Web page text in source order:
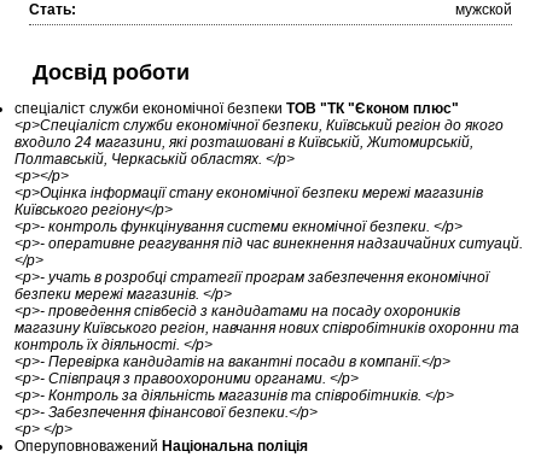
Стать:
мужской
Досвід роботи
спеціаліст служби економічної безпеки ТОВ "ТК "Єконом плюс"
<p>Спеціаліст служби економічної безпеки, Київський регіон до якого
входило 24 магазини, які розташовані в Київській, Житомирській,
Полтавській, Черкаській областях. </p>
<p></p>
<p>Оцінка інформації стану економічної безпеки мережі магазинів
Київського регіону</p>
<p>- контроль функцінування системи екномічної безпеки. </p>
<p>- оперативне реагування під час винекнення надзаичайних ситуацй.
</p>
<p>- учать в розробці стратегії програм забезпечення економічної
безпеки мережі магазинів. </p>
<p>- проведення співбесід з кандидатами на посаду охороників
магазину Київського регіон, навчання нових співробітників охоронни та
контроль їх діяльності. </p>
<p>- Перевірка кандидатів на вакантні посади в компанії.</p>
<p>- Співпраця з правоохороними органами. </p>
<p>- Контроль за діяльність магазинів та співробітників. </p>
<p>- Забезпечення фінансової безпеки.</p>
<p> </p>
Оперуповноважений Національна поліція